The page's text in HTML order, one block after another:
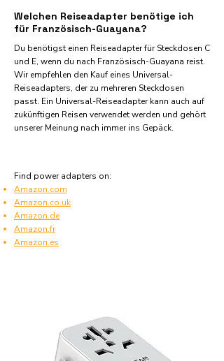
Welchen Reiseadapter benötige ich
für Französisch-Guayana?
Du benötigst einen Reiseadapter für Steckdosen C
und E, wenn du nach Französisch-Guayana reist.
Wir empfehlen den Kauf eines Universal-
Reiseadapters, der zu mehreren Steckdosen
passt. Ein Universal-Reiseadapter kann auch auf
zukünftigen Reisen verwendet werden und gehört
unserer Meinung nach immer ins Gepäck.
Find power adapters on:
Amazon.com
Amazon.co.uk
Amazon.de
Amazon.fr
Amazon.es